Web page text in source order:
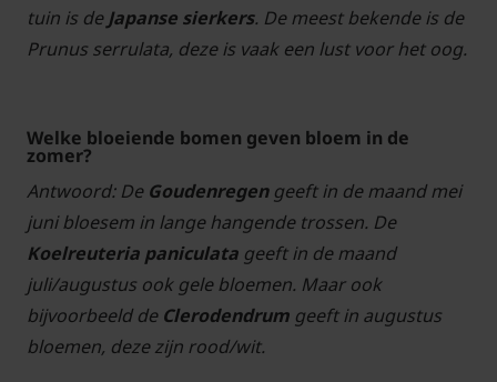
tuin is deJapanse sierkers. De meest bekende is de
Prunus serrulata, deze is vaak een lust voor het oog.
Welke bloeiende bomen geven bloem in de
zomer?
Antwoord: De Goudenregengeeft in de maand mei
juni bloesem in lange hangende trossen. De
Koelreuteria paniculata geeft in de maand
juli/augustus ook gele bloemen. Maar ook
bijvoorbeeld de Clerodendrum geeft in augustus
bloemen, deze zijn rood/wit.